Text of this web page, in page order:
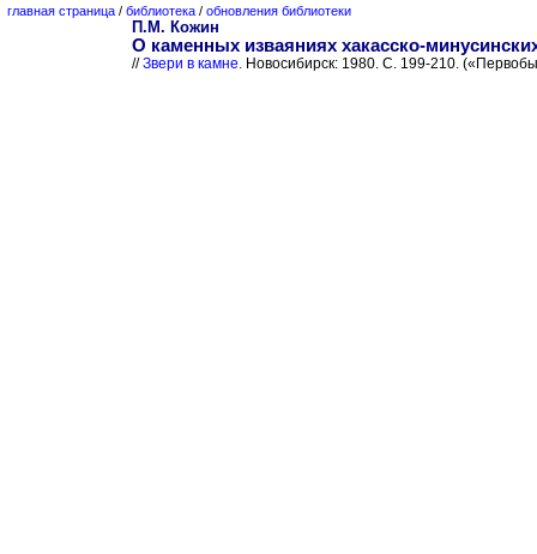
главная страница / библиотека / обновления библиотеки
П.М. Кожин
О каменных изваяниях хакасско-
//Звери в камне. Новосибирск: 1980. С. 199-210.